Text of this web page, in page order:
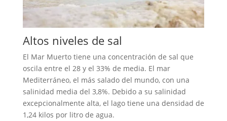
Altos niveles de sal
El Mar Muerto tiene una concentración de sal que
oscila entre el 28 y el 33% de media. El mar
Mediterráneo, el más salado del mundo, con una
salinidad media del 3,8%. Debido a su salinidad
excepcionalmente alta, el lago tiene una densidad de
1,24 kilos por litro de agua.